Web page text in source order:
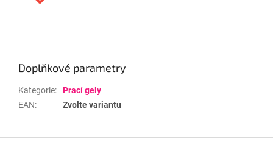
Doplňkové parametry
Kategorie:
Prací gely
EAN: Zvolte variantu